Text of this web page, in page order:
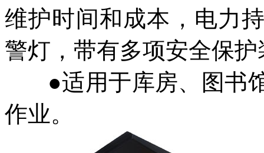
维护时间和成本，电力
警灯，带有多项安全保
●适用于库房、图书馆
作业。